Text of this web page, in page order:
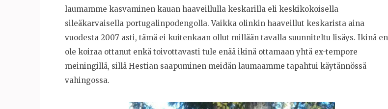
laumamme kasvaminen kauan haaveillulla keskarilla eli keskikokoisella
sileäkarvaisella portugalinpodengolla. Vaikka olinkin haaveillut keskarista aina
vuodesta 2007 asti, tämä ei kuitenkaan ollut millään tavalla suunniteltu lisäys. Ikinä en
ole koiraa ottanut enkä toivottavasti tule enää ikinä ottamaan yhtä ex-tempore
meiningillä, sillä Hestian saapuminen meidän laumaamme tapahtui käytännössä
vahingossa.